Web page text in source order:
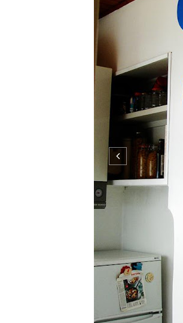
Als Aidan und ich
noch etwas Farbe
den Ballons
ausschneiden und
into our...